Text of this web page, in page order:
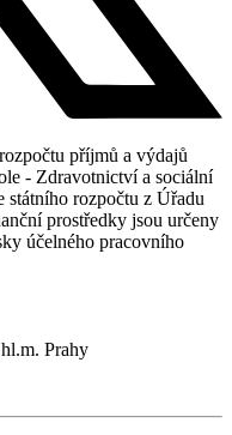
příjmů a výdajů
- Zdravotnictví a sociální
státního rozpočtu z Úřadu
prostředky jsou určeny
účelného pracovního
Prahy